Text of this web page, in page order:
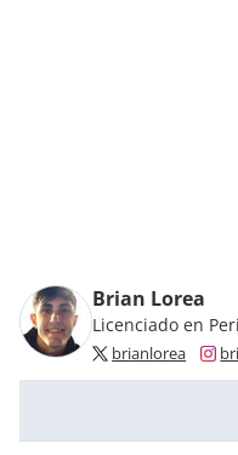
Brian Lorea
Licenciado en
brianlorea